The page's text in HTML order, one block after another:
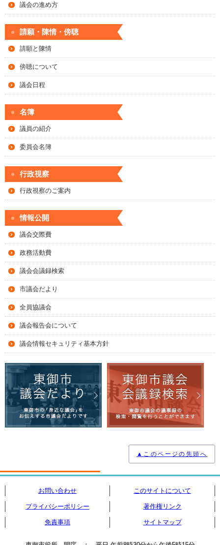
議会の進め方
請願・陳情・傍聴
請願と陳情
傍聴について
議会日程
名簿
議員の紹介
委員会名簿
行政視察
行政視察のご案内
情報公開
議会交際費
政務活動費
議会会議録検索
市議会だより
全員協議会
議会報告会について
議会情報セキュリティ基本方針
▲このページの先頭へ
お問い合わせ このサイトについて
プライバシーポリシー 著作権リンク
免責事項 サイトマップ